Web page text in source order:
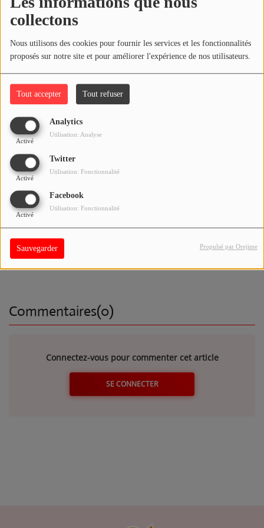
collectons
Nous utilisons des cookies pour fournir les services et les fonctionnalités
proposés sur notre site et pour améliorer l'expérience de nos utilisateurs.
Tout accepter Tout refuser
Analytics
Activé
Utilisation: Analyse
Twitter
Activé
Utilisation: Fonctionnalité
Facebook
Activé
Utilisation: Fonctionnalité
Sauvegarder Propulsé par Orejime
Contact
MENTIONS LÉGALES
SCOLAIRE
UNE WEBRADIO DANS VOTRE ÉCOLE
ANIMATION RADIO
ANIMATION RADIO DÈS 9 ANS
FÊTEZ VOTRE ANNIVERSAIRE À
TEAM BUILDING RADIO
Genève dimanche 18 octobre 2015
En partenariat avec SUNALPES RADIO
Commentaires(0)
Connectez-vous pour commenter cet article
SE CONNECTER